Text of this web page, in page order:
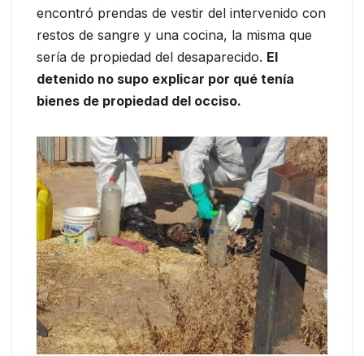
encontró prendas de vestir del intervenido con
restos de sangre y una cocina, la misma que
sería de propiedad del desaparecido. El
detenido no supo explicar por qué tenía
bienes de propiedad del occiso.